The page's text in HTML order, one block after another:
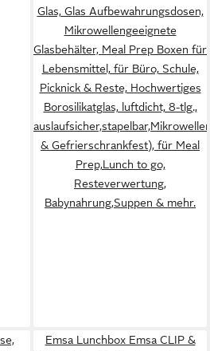
Glas, Glas Aufbewahrungsdosen,
Mikrowellengeeignete
Glasbehälter, Meal Prep Boxen für
Lebensmittel, für Büro, Schule,
Picknick & Reste, Hochwertiges
Borosilikatglas, luftdicht, 8-tlg.,
& Gefrierschrankfest), für Meal
Prep,Lunch to go,
Resteverwertung,
Babynahrung,Suppen & mehr.
Emsa Lunchbox Emsa CLIP &